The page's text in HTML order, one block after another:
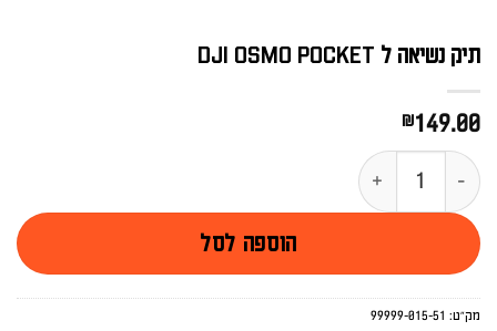
תיק נשיאה ל DJI OSMO POCKET
₪149.00
כמות של תיק נשיאה ל DJI OSMO POCKET
הוספה לסל
מק"ט: 99999-015-51